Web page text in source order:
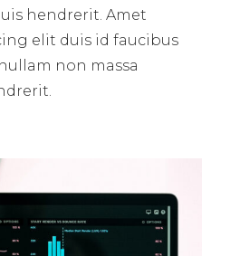
hendrerit. Amet
elit duis id faucibus
non massa